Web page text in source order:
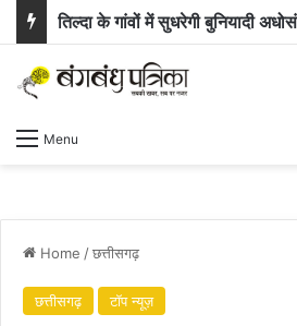
Menu
Home /छत्तीसगढ़
छत्तीसगढ़ टॉप न्यूज़